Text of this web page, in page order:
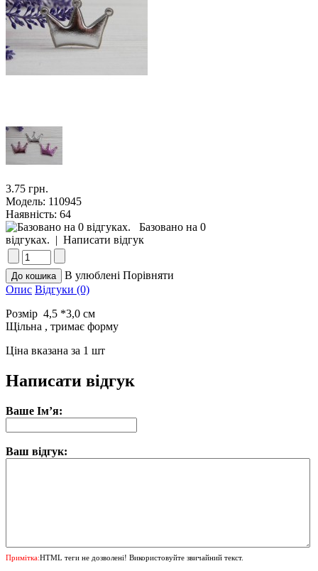
3.75 грн.
Модель: 110945
Наявність: 64
Базовано на 0
відгуках. | Написати відгук
В улюблені Порівняти
Опис Відгуки (0)
Розмір 4,5 *3,0 см
Щільна , тримає форму
Ціна вказана за 1 шт
Написати відгук
Ваше Ім’я:
Ваш відгук:
Примітка:HTML теги не дозволені! Використовуйте звичайний текст.